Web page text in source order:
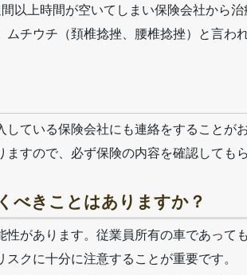
以上時間が空いてしまい保険会社から
チウチ（頚椎捻挫、腰椎捻挫）と言わ
ている保険会社にも連絡をすることが
すので、必ず保険の内容を確認しても
べきことはありますか？
があります。従業員所有の車であって
クに十分に注意することが重要です。